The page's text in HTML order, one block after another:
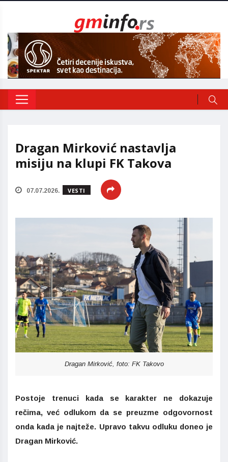
Dragan Mirković nastavlja
misiju na klupi FK Takova
07.07.2026. VESTI
Dragan Mirković, foto: FK Takovo
Postoje trenuci kada se karakter ne dokazuje
rečima, već odlukom da se preuzme odgovornost
onda kada je najteže. Upravo takvu odluku doneo je
Dragan Mirković.